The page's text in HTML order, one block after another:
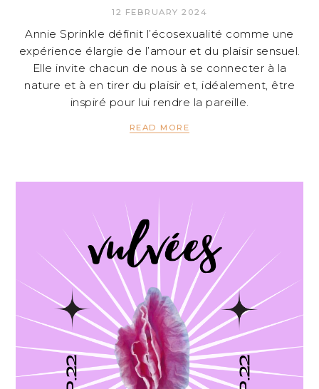
12 FEBRUARY 2024
Annie Sprinkle définit l’écosexualité comme une
expérience élargie de l’amour et du plaisir sensuel.
Elle invite chacun de nous à se connecter à la
nature et à en tirer du plaisir et, idéalement, être
inspiré pour lui rendre la pareille.
READ MORE